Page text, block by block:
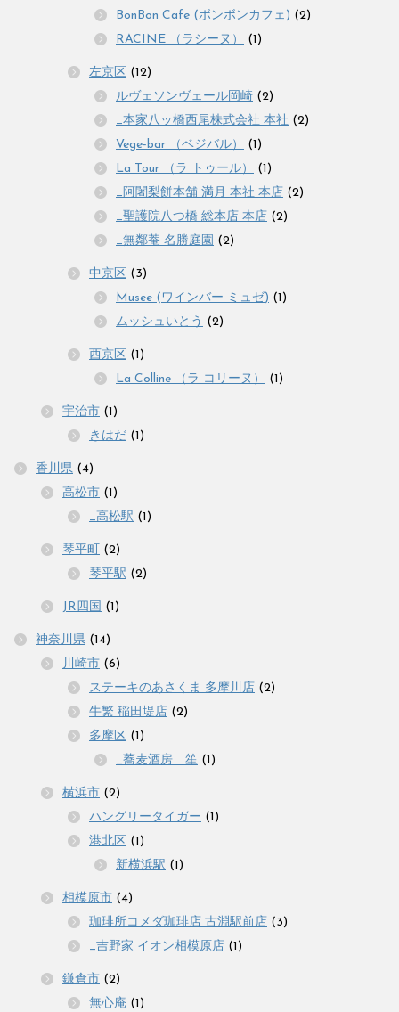
BonBon Cafe (ボンボンカフェ) (2)
RACINE （ラシーヌ）
(1)
左京区 (12)
ルヴェソンヴェール岡崎 (2)
_本家八ッ橋西尾株式会社 本社 (2)
Vege-bar （ベジバル）
(1)
La Tour （ラ トゥール）
(1)
_阿闍梨餅本舗 満月 本社 本店 (2)
_聖護院八つ橋 総本店 本店 (2)
_無鄰菴 名勝庭園 (2)
中京区 (3)
Musee (ワインバー ミュゼ) (1)
ムッシュいとう (2)
西京区 (1)
La Colline （ラ コリーヌ）
(1)
宇治市 (1)
きはだ (1)
香川県 (4)
高松市 (1)
_高松駅 (1)
琴平町 (2)
琴平駅 (2)
JR四国 (1)
神奈川県 (14)
川崎市 (6)
ステーキのあさくま 多摩川店 (2)
牛繁 稲田堤店 (2)
多摩区 (1)
_蕎麦酒房 笙 (1)
横浜市 (2)
ハングリータイガー (1)
港北区 (1)
新横浜駅 (1)
相模原市 (4)
珈琲所コメダ珈琲店 古淵駅前店 (3)
_吉野家 イオン相模原店 (1)
鎌倉市 (2)
無心庵 (1)